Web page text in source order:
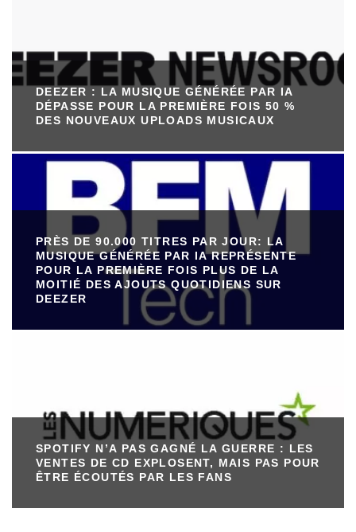
DEEZER : LA MUSIQUE GÉNÉRÉE PAR IA
DÉPASSE POUR LA PREMIÈRE FOIS 50 %
DES NOUVEAUX UPLOADS MUSICAUX
PRÈS DE 90.000 TITRES PAR JOUR: LA
MUSIQUE GÉNÉRÉE PAR IA REPRÉSENTE
POUR LA PREMIÈRE FOIS PLUS DE LA
MOITIÉ DES AJOUTS QUOTIDIENS SUR
DEEZER
SPOTIFY N’A PAS GAGNÉ LA GUERRE : LES
VENTES DE CD EXPLOSENT, MAIS PAS POUR
ÊTRE ÉCOUTÉS PAR LES FANS